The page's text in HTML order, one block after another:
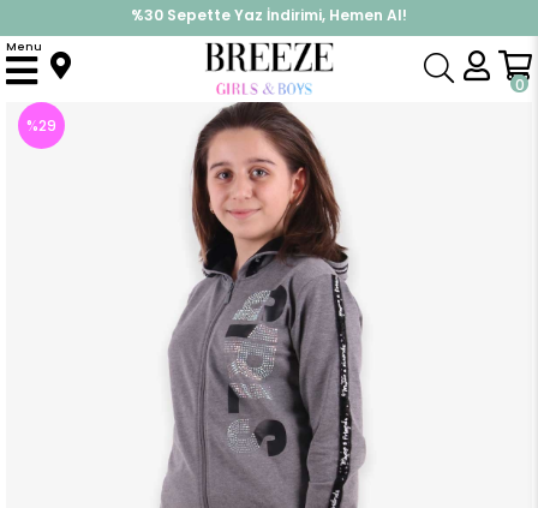
%30 Sepette Yaz İndirimi, Hemen Al!
İndirimlere ek %10 İndirimi Kap, Hemen Üye Ol!
0
Menu
Anasayfa Takımlar Eşofman Takımı Kız Çocuk Eşofman Takımı Pullu Taşlı Füme (6 Yaş)
%29